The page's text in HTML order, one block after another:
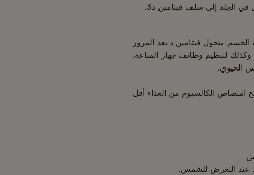
يتحول فيتامين د بعد المرور
لتنظيم وظائف جهاز المناعة.
الحيوي.
امتصاص الكالسيوم من الغذاء أقل
عند التعرض للشمس.